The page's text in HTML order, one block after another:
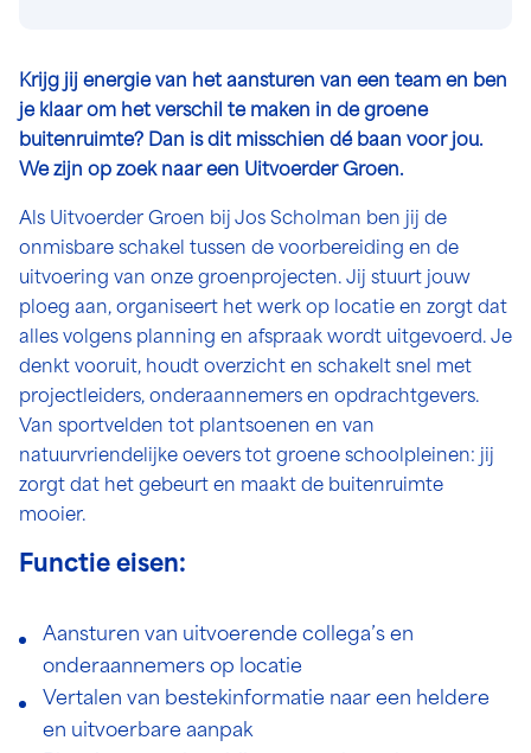
Krijg jij energie van het aansturen van een team en ben
je klaar om het verschil te maken in de groene
buitenruimte? Dan is dit misschien dé baan voor jou.
We zijn op zoek naar een Uitvoerder Groen.
Als Uitvoerder Groen bij Jos Scholman ben jij de
onmisbare schakel tussen de voorbereiding en de
uitvoering van onze groenprojecten. Jij stuurt jouw
ploeg aan, organiseert het werk op locatie en zorgt dat
alles volgens planning en afspraak wordt uitgevoerd. Je
denkt vooruit, houdt overzicht en schakelt snel met
projectleiders, onderaannemers en opdrachtgevers.
Van sportvelden tot plantsoenen en van
natuurvriendelijke oevers tot groene schoolpleinen: jij
zorgt dat het gebeurt en maakt de buitenruimte
mooier.
Functie eisen:
Aansturen van uitvoerende collega’s en
onderaannemers op locatie
Vertalen van bestekinformatie naar een heldere
en uitvoerbare aanpak